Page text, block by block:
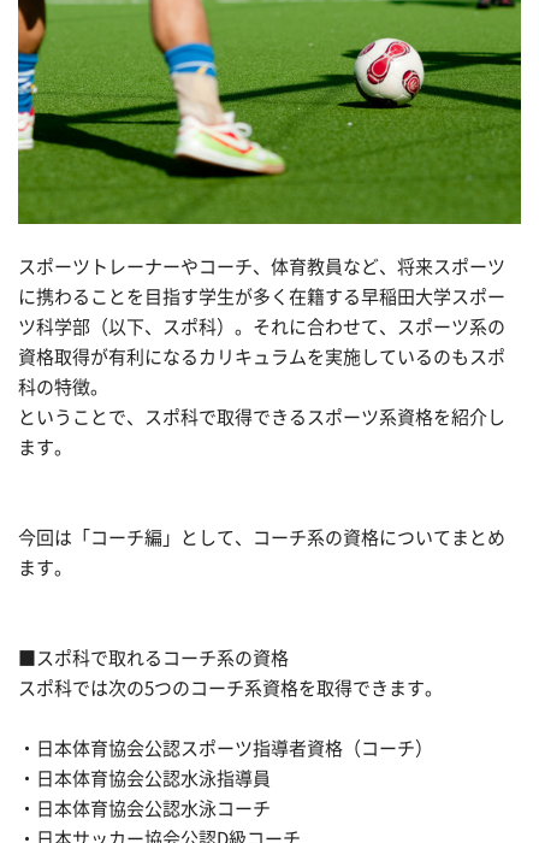
スポーツトレーナーやコーチ、体育教員など、将来スポーツ
に携わることを目指す学生が多く在籍する早稲田大学スポー
ツ科学部（以下、スポ科）。それに合わせて、スポーツ系の
資格取得が有利になるカリキュラムを実施しているのもスポ
科の特徴。
ということで、スポ科で取得できるスポーツ系資格を紹介し
ます。
今回は「コーチ編」として、コーチ系の資格についてまとめ
ます。
■スポ科で取れるコーチ系の資格
スポ科では次の5つのコーチ系資格を取得できます。
・日本体育協会公認スポーツ指導者資格（コーチ）
・日本体育協会公認水泳指導員
・日本体育協会公認水泳コーチ
・日本サッカー協会公認D級コーチ